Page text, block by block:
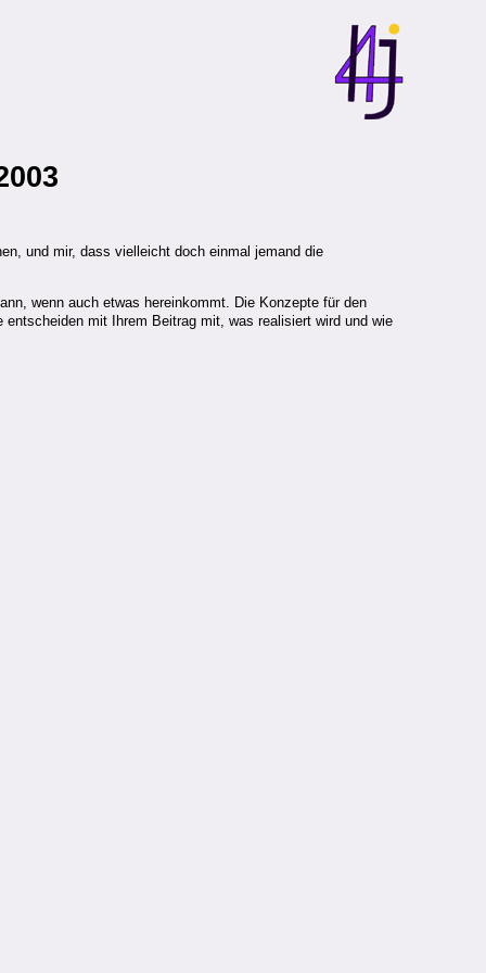
und mir, dass vielleicht doch einmal jemand die
wenn auch etwas hereinkommt. Die Konzepte für den
mit Ihrem Beitrag mit, was realisiert wird und wie